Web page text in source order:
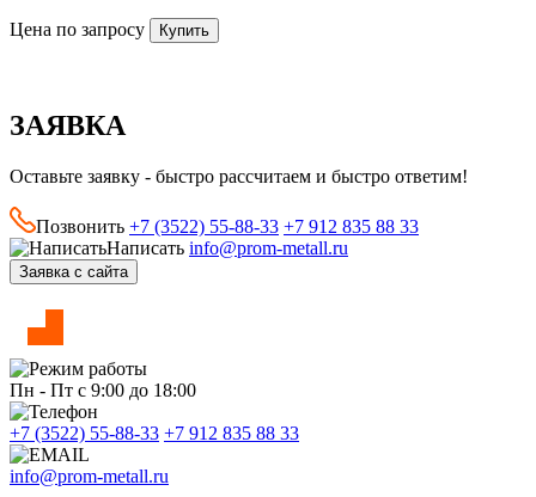
Цена по запросу Купить
ЗАЯВКА
Оставьте заявку - быстро рассчитаем и быстро ответим!
Позвонить +7 (3522) 55-88-33 +7 912 835 88 33
Написать info@prom-metall.ru
Заявка с сайта
Пн - Пт с 9:00 до 18:00
+7 (3522) 55-88-33 +7 912 835 88 33
info@prom-metall.ru